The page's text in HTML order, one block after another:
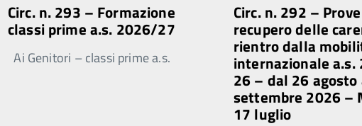
Circ. n. 293 – Formazione
classi prime a.s. 2026/27
Ai Genitori – classi prime a.s.
Circ. n. 292 –
recupero delle
rientro dalla
internazionale a.s.
26 – dal 26 agosto
settembre 2026 –
17 luglio